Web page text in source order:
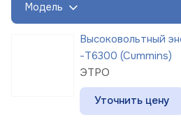
Модель
Высоковольтный
-Т6300 (Cummins)
ЭТРО
Уточнить цену